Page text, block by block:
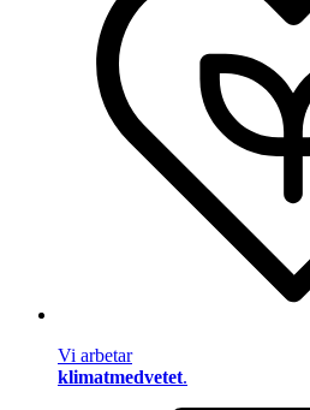
Vi arbetar
klimatmedvetet.